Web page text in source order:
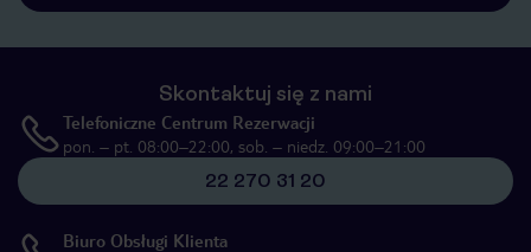
Skontaktuj się z nami
Telefoniczne Centrum Rezerwacji
pon. – pt. 08:00–22:00, sob. – niedz. 09:00–21:00
22 270 31 20
Biuro Obsługi Klienta